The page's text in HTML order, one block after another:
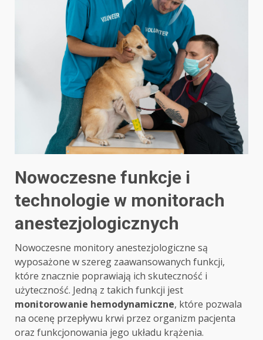
Nowoczesne funkcje i
technologie w monitorach
anestezjologicznych
Nowoczesne monitory anestezjologiczne są
wyposażone w szereg zaawansowanych funkcji,
które znacznie poprawiają ich skuteczność i
użyteczność. Jedną z takich funkcji jest
monitorowanie hemodynamiczne, które pozwala
na ocenę przepływu krwi przez organizm pacjenta
oraz funkcjonowania jego układu krążenia.